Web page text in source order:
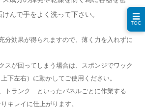
んで手をよく洗って下さい。
分効果が得られますので、薄く力を入れずに
スが回ってしまう場合は、スポンジでワック
下左右）に動かしてご使用ください。
トランク…といったパネルごとに作業する
キレイに仕上がります。
☰
TOC